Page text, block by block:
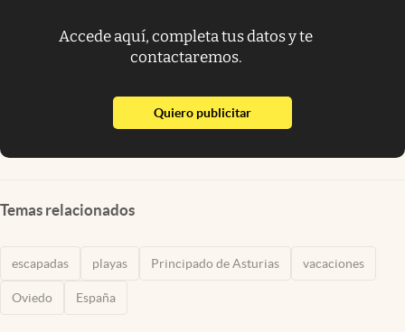
Accede aquí, completa tus datos y te
contactaremos.
Quiero publicitarabre en nueva pestaña
Temas relacionados
escapadas playas Principado de Asturias vacaciones
Oviedo España